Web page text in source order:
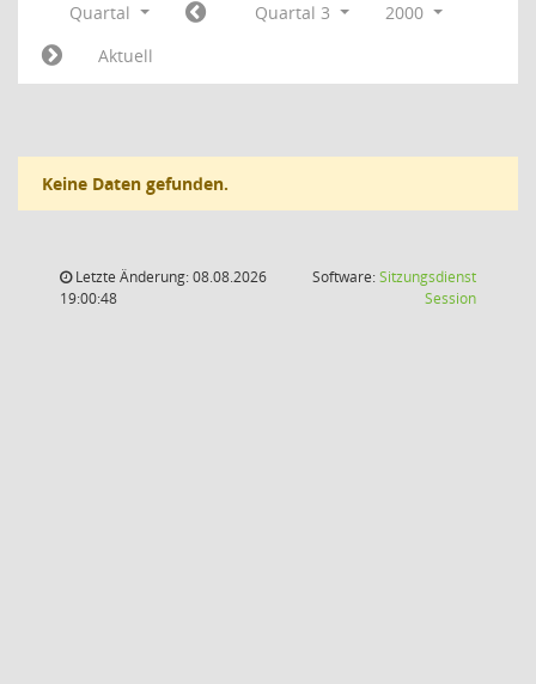
Quartal Quartal 3
2000
Aktuell
Keine Daten gefunden.
Letzte Änderung: 08.08.2026
19:00:48
Software:Sitzungsdienst
Session(Wird in